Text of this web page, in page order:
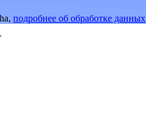
подробнее об обработке данных